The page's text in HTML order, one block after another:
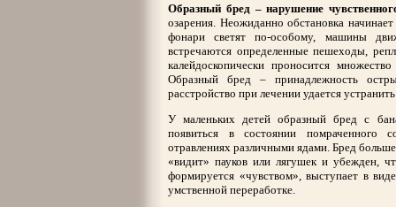
Образный бред – нарушение
озарения. Неожиданно обстановка
фонари светят по-особому, машины
встречаются определенные пешеходы,
калейдоскопически проносится
Образный бред – принадлежность
расстройство при лечении удается
У маленьких детей образный бред с
появиться в состоянии помраченного
отравлениях различными ядами. Бред
«видит» пауков или лягушек и убежден,
формируется «чувством», выступает в
умственной переработке.